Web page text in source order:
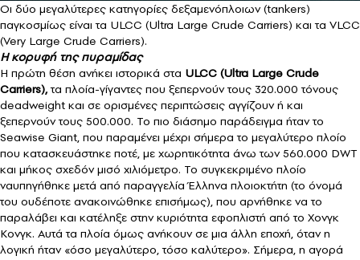
Οι δύο μεγαλύτερες κατηγορίες δεξαμενόπλοιων (tankers)
παγκοσμίως είναι τα ULCC (Ultra Large Crude Carriers) και τα VLCC
(Very Large Crude Carriers).
Η κορυφή της πυραμίδας
Η πρώτη θέση ανήκει ιστορικά στα ULCC (Ultra Large Crude
Carriers),τα πλοία-γίγαντες που ξεπερνούν τους 320.000 τόνους
deadweight και σε ορισμένες περιπτώσεις αγγίζουν ή και
ξεπερνούν τους 500.000. Το πιο διάσημο παράδειγμα ήταν το
Seawise Giant, που παραμένει μέχρι σήμερα το μεγαλύτερο πλοίο
που κατασκευάστηκε ποτέ, με χωρητικότητα άνω των 560.000 DWT
και μήκος σχεδόν μισό χιλιόμετρο. To συγκεκριμένο πλοίο
ναυπηγήθηκε μετά από παραγγελία Έλληνα πλοιοκτήτη (το όνομά
του ουδέποτε ανακοινώθηκε επισήμως), που αρνήθηκε να το
παραλάβει και κατέληξε στην κυριότητα εφοπλιστή από το Χονγκ
Κονγκ. Αυτά τα πλοία όμως ανήκουν σε μια άλλη εποχή, όταν η
λογική ήταν «όσο μεγαλύτερο, τόσο καλύτερο». Σήμερα, η αγορά